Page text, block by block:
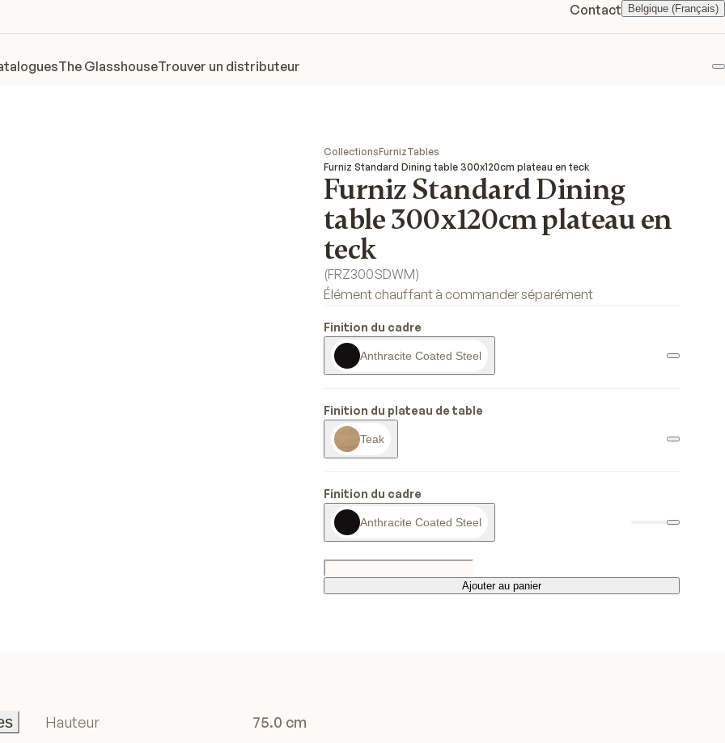
Contact Belgique (Français)
The GlasshouseTrouver un distributeur
CollectionsFurnizTables
Furniz Standard Dining table 300x120cm plateau en teck
Furniz Standard Dining
table 300x120cm plateau en
teck
(FRZ300SDWM)
Élément chauffant à commander séparément
Finition du cadre
Anthracite Coated Steel
Finition du plateau de table
Teak
Finition du cadre
Anthracite Coated Steel
Ajouter au panier
Ajouter au panier
Hauteur
75.0 cm